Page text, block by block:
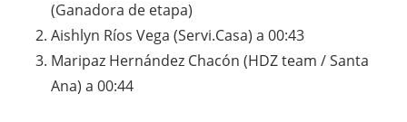
(Ganadora de etapa)
Aishlyn Ríos Vega (Servi.Casa) a 00:43
Maripaz Hernández Chacón (HDZ team / Santa
Ana) a 00:44